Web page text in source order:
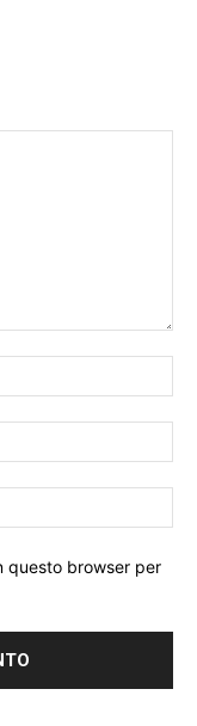
questo browser per